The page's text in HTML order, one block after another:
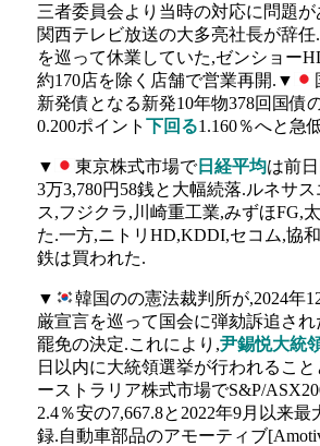
三者委員会より当時の対応に問題
関西テレビ放送の大多亮社長が辞
を巡って休業していた,ゼンショー
約170店を除く店舗で営業再開.▼
新発債となる新発10年物378回国債
0.200ポイント 下回る1.160％へと急
▼ 東京株式市場で日経平均は前
3万3,780円58銭と大幅続落.ルネサ
ス,フジクラ,川崎重工業,みずほFG,
た.一方,ニトリHD,KDDI,セコム,協
鉄は買われた.
▼
韓国のの憲法裁判所が,2024年
厳宣言を巡って国会に弾劾訴追され
罷免の決定.これにより,尹錫悦大統
日以内に大統領選挙が行われるこ
ーストラリア株式市場でS&P/
2.4％安の7,667.8と2022年9月以来
録.自動車部品のアモーティブ